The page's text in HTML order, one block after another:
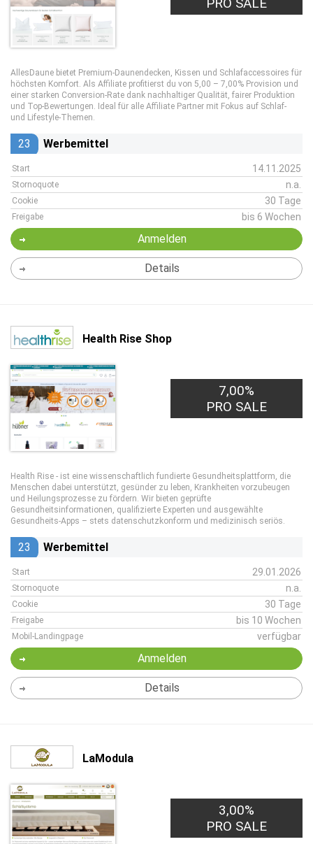
AllesDaune bietet Premium-Daunendecken, Kissen und Schlafaccessoires für
höchsten Komfort. Als Affiliate profitierst du von 5,00 – 7,00% Provision und
einer starken Conversion-Rate dank nachhaltiger Qualität, fairer Produktion
und Top-Bewertungen. Ideal für alle Affiliate Partner mit Fokus auf Schlaf-
und Lifestyle-Themen.
23 Werbemittel
Start 14.11.2025
Stornoquote n.a.
Cookie 30 Tage
Freigabe bis 6 Wochen
Anmelden
Details
Health Rise Shop
7,00%
PRO SALE
Health Rise - ist eine wissenschaftlich fundierte Gesundheitsplattform, die
Menschen dabei unterstützt, gesünder zu leben, Krankheiten vorzubeugen
und Heilungsprozesse zu fördern. Wir bieten geprüfte
Gesundheitsinformationen, qualifizierte Experten und ausgewählte
Gesundheits-Apps – stets datenschutzkonform und medizinisch seriös.
23 Werbemittel
Start 29.01.2026
Stornoquote n.a.
Cookie 30 Tage
Freigabe bis 10 Wochen
Mobil-Landingpage verfügbar
Anmelden
Details
LaModula
3,00%
PRO SALE